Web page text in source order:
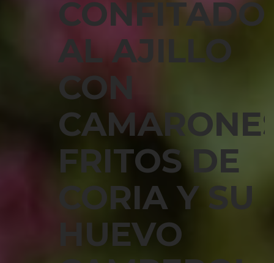
AL AJILLO
CON
FRITOS DE
CORIA Y SU
HUEVO